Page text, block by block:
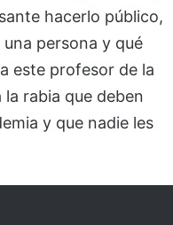
hacerlo público,
persona y qué
este profesor de la
rabia que deben
y que nadie les